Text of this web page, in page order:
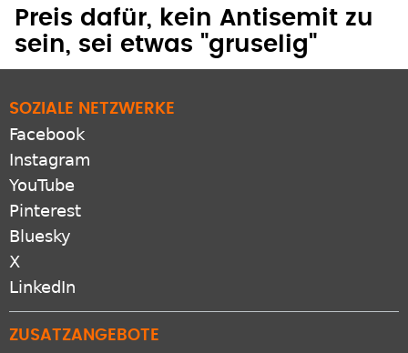
Preis dafür, kein Antisemit zu
sein, sei etwas "gruselig"
SOZIALE NETZWERKE
Facebook
Instagram
YouTube
Pinterest
Bluesky
X
LinkedIn
ZUSATZANGEBOTE